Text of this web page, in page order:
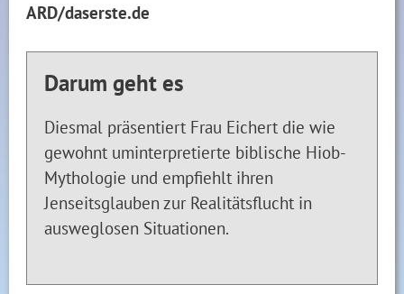
ARD/daserste.de
Darum geht es
Diesmal präsentiert Frau Eichert die wie
gewohnt uminterpretierte biblische Hiob-
Mythologie und empfiehlt ihren
Jenseitsglauben zur Realitätsflucht in
ausweglosen Situationen.